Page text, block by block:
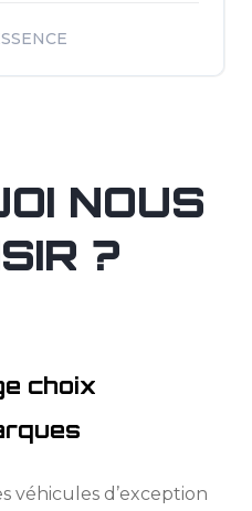
NOUS
?
choix
véhicules d’exception